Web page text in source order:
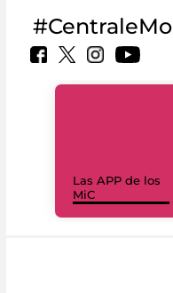
Las APP de los
MiC